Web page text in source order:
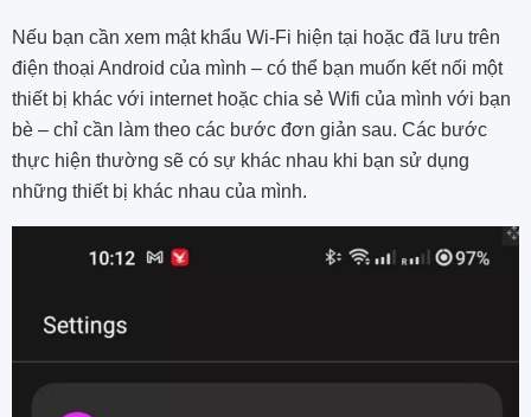
Nếu bạn cần xem mật khẩu Wi-Fi hiện tại hoặc đã lưu trên
điện thoại Android của mình – có thể bạn muốn kết nối một
thiết bị khác với internet hoặc chia sẻ Wifi của mình với bạn
bè – chỉ cần làm theo các bước đơn giản sau. Các bước
thực hiện thường sẽ có sự khác nhau khi bạn sử dụng
những thiết bị khác nhau của mình.